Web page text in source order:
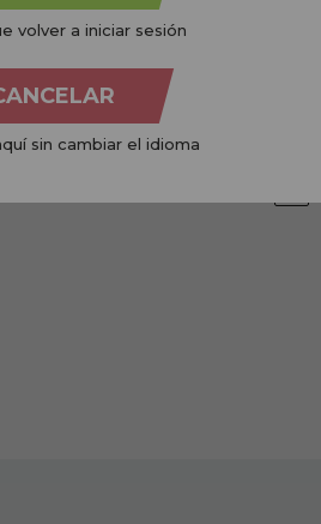
NO STOCK
Avise-me quando estiver
disponível!
volver a iniciar sesión
sin cambiar el idioma